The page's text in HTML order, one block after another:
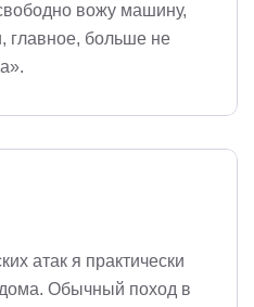
вожу машину,
главное, больше не
атак я практически
Обычный поход в